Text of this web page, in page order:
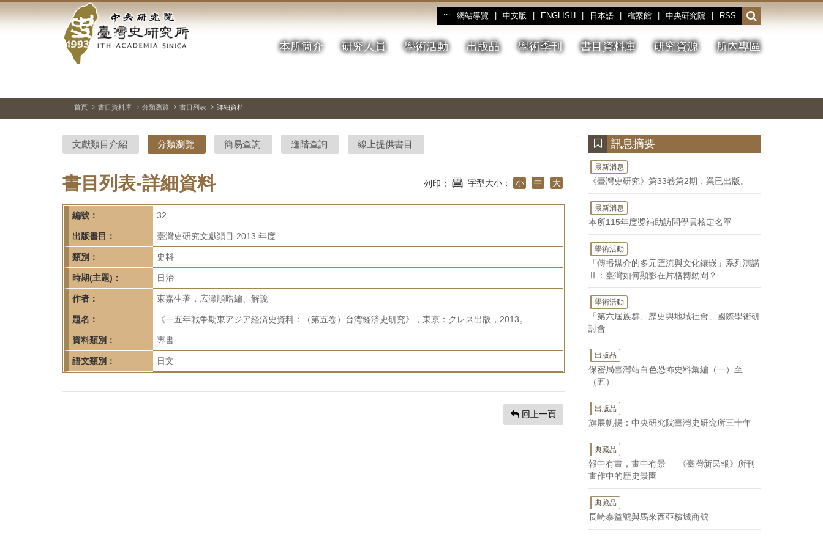
到
中
央
研
院-
臺
灣
史
研
究
所-
首
頁
::: 網站導覽 中文版 ENGLISH 日本語 檔案館 中央研究院 RSS
開
啟
或
收
本所簡介 研究人員 學術活動 出版品 學術季刊 書目資料庫 研究資源 所內專區
停、
圖
圖
結
::: 首頁 書目資料庫 分類瀏覽 書目列表 詳細資料
文獻類目介紹 分類瀏覽 簡易查詢 進階查詢 線上提供書目
書目列表-詳細資料 列印： 字型大小： 小 中 大
編號： 32
出版書目： 臺灣史研究文獻類目 2013 年度
類別： 史料
時期(主題)： 日治
作者： 東嘉生著，広瀬順晧編、解說
題名： 《一五年戦争期東アジア経済史資料：（第五卷）台湾経済史研究》，東京：クレス出版，2013。
資料類別： 專書
語文類別： 日文
回上一頁
訊息摘要
最新消息
《臺灣史研究》第33卷第2期，業已出版。
最新消息
本所115年度獎補助訪問學員核定名單
學術活動
「傳播媒介的多元匯流與文化鑲嵌」系列演講
Ⅱ：臺灣如何顯影在片格轉動間？
學術活動
「第六屆族群、歷史與地域社會」國際學術研
討會
出版品
保密局臺灣站白色恐怖史料彙編（一）至
（五）
出版品
旗展帆揚：中央研究院臺灣史研究所三十年
典藏品
報中有畫，畫中有景──《臺灣新民報》所刊
畫作中的歷史景園
典藏品
長崎泰益號與馬來西亞檳城商號